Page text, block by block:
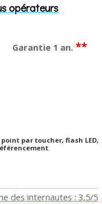
opérateurs
Garantie 1 an. **
par toucher, flash LED,